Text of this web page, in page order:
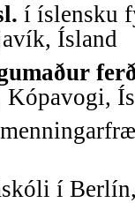
í íslensku
Ísland
Kópavogi,
í